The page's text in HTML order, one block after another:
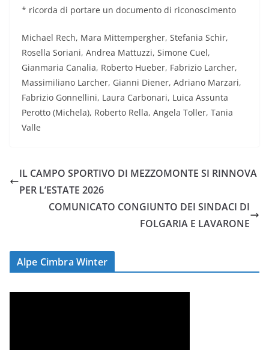
* ricorda di portare un documento di riconoscimento
Michael Rech, Mara Mittempergher, Stefania Schir,
Rosella Soriani, Andrea Mattuzzi, Simone Cuel,
Gianmaria Canalia, Roberto Hueber, Fabrizio Larcher,
Massimiliano Larcher, Gianni Diener, Adriano Marzari,
Fabrizio Gonnellini, Laura Carbonari, Luica Assunta
Perotto (Michela), Roberto Rella, Angela Toller, Tania
Valle
IL CAMPO SPORTIVO DI MEZZOMONTE SI RINNOVA
PER L’ESTATE 2026
COMUNICATO CONGIUNTO DEI SINDACI DI
FOLGARIA E LAVARONE
Alpe Cimbra Winter